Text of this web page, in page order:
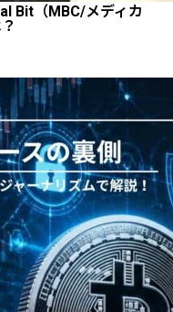
Bit（MBC/メディカ